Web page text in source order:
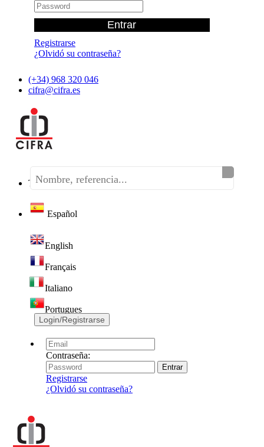
Registrarse
¿Olvidó su contraseña?
(+34) 968 320 046
cifra@cifra.es
Teléfono:(+34) 968 320 046
Español
English
Français
Italiano
Portugues
Login/Registrarse
Contraseña:
Registrarse
¿Olvidó su contraseña?